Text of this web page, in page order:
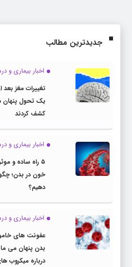
جدیدترین مطالب
اخبار بیماری و
یک تحول پنهان
کشف کردند
اخبار بیماری و
۵ راه ساده و
خون در بدن؛
دهیم؟
اخبار بیماری و
عفونت های
بدن پنهان می
درباره میکروب